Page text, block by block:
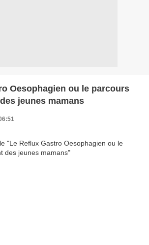
Oesophagien ou le parcours
jeunes mamans